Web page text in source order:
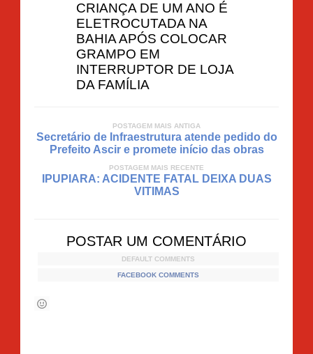
CRIANÇA DE UM ANO É
ELETROCUTADA NA
BAHIA APÓS COLOCAR
GRAMPO EM
INTERRUPTOR DE LOJA
DA FAMÍLIA
POSTAGEM MAIS ANTIGA
Secretário de Infraestrutura atende pedido do
Prefeito Ascir e promete início das obras
POSTAGEM MAIS RECENTE
IPUPIARA: ACIDENTE FATAL DEIXA DUAS
VITIMAS
POSTAR UM COMENTÁRIO
DEFAULT COMMENTS
FACEBOOK COMMENTS